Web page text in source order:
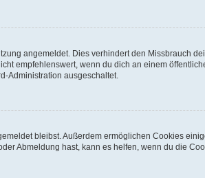
angemeldet. Dies verhindert den Missbrauch
empfehlenswert, wenn du dich an einem
Administration ausgeschaltet.
bleibst. Außerdem ermöglichen Cookies
Abmeldung hast, kann es helfen, wenn du die